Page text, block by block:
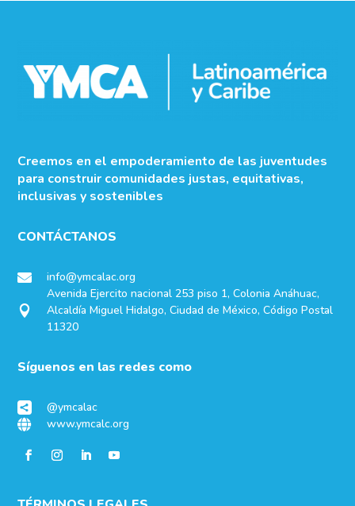
Creemos en el empoderamiento de las juventudes
para construir comunidades justas, equitativas,
inclusivas y sostenibles
CONTÁCTANOS
 info@ymcalac.org

Avenida Ejercito nacional 253 piso 1, Colonia Anáhuac,
Alcaldía Miguel Hidalgo, Ciudad de México, Código Postal
11320
Síguenos en las redes como
 @ymcalac
 www.ymcalc.org